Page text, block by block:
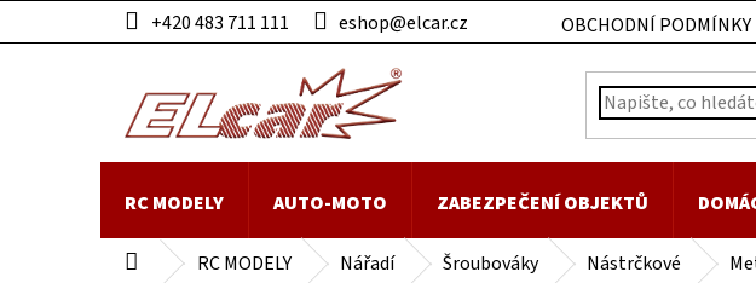
na
+420 483 711 111 eshop@elcar.cz OBCHODNÍ PODMÍNKY
RC MODELY AUTO-MOTO ZABEZPEČENÍ OBJEKTŮ
Domů RC MODELY Nářadí Šroubováky Nástrčkové